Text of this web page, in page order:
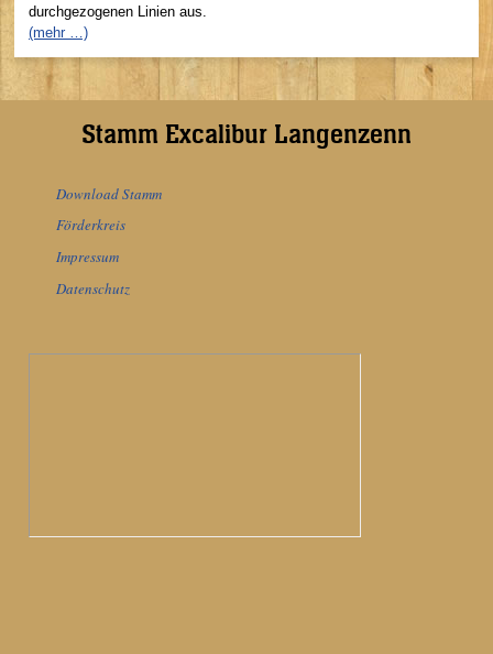
durchgezogenen Linien aus.
(mehr …)
Stamm Excalibur Langenzenn
Download Stamm
Förderkreis
Impressum
Datenschutz